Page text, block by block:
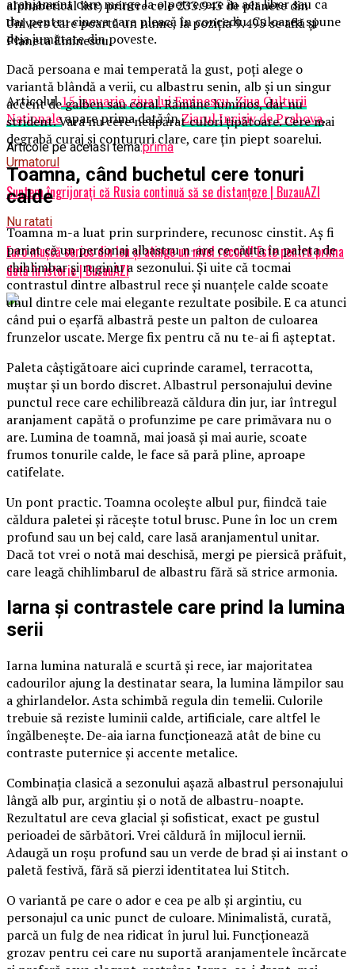
alphabetical list) printre cele 233.943 de planete din
Univers care poartă un nume, la poziția 9.495 se află şi
Planeta Eminescu.
Articolul15 ianuarie, ziua lui Eminescu, Ziua Culturii
Naţionaleapare prima dată înZiarul Incisiv de Prahova.
Articole pe aceiasi tema:prima
Urmatorul
Suntem îngrijoraţi că Rusia continuă să se distanţeze | BuzauAZI
Nu ratati
Euro mușcă serios din leu și atinge un nivel record! Este pentru prima
dată în istorie | BuzauAZI
aranjament care merge la o petrecere în aer liber sau ca
dar pentru cineva care pleacă în concediu. Culoarea spune
deja jumătate din poveste.
Dacă persoana e mai temperată la gust, poți alege o
variantă blândă a verii, cu albastru senin, alb și un singur
accent de galben sau coral. Rămâne luminos, dar nu
strident. Vara nu cere neapărat culori țipătoare. Cere mai
degrabă curaj și contururi clare, care țin piept soarelui.
Toamna, când buchetul cere tonuri
calde
Toamna m-a luat prin surprindere, recunosc cinstit. Aș fi
pariat că un personaj albastru n-are ce căuta în paleta de
chihlimbar și ruginiu a sezonului. Și uite că tocmai
contrastul dintre albastrul rece și nuanțele calde scoate
unul dintre cele mai elegante rezultate posibile. E ca atunci
când pui o eșarfă albastră peste un palton de culoarea
frunzelor uscate. Merge fix pentru că nu te-ai fi așteptat.
Paleta câștigătoare aici cuprinde caramel, terracotta,
muștar și un bordo discret. Albastrul personajului devine
punctul rece care echilibrează căldura din jur, iar întregul
aranjament capătă o profunzime pe care primăvara nu o
are. Lumina de toamnă, mai joasă și mai aurie, scoate
frumos tonurile calde, le face să pară pline, aproape
catifelate.
Un pont practic. Toamna ocolește albul pur, fiindcă taie
căldura paletei și răcește totul brusc. Pune în loc un crem
profund sau un bej cald, care lasă aranjamentul unitar.
Dacă tot vrei o notă mai deschisă, mergi pe piersică prăfuit,
care leagă chihlimbarul de albastru fără să strice armonia.
Iarna și contrastele care prind la lumina
serii
Iarna lumina naturală e scurtă și rece, iar majoritatea
cadourilor ajung la destinatar seara, la lumina lămpilor sau
a ghirlandelor. Asta schimbă regula din temelii. Culorile
trebuie să reziste luminii calde, artificiale, care altfel le
îngălbenește. De-aia iarna funcționează atât de bine cu
contraste puternice și accente metalice.
Combinația clasică a sezonului așază albastrul personajului
lângă alb pur, argintiu și o notă de albastru-noapte.
Rezultatul are ceva glacial și sofisticat, exact pe gustul
perioadei de sărbători. Vrei căldură în mijlocul iernii.
Adaugă un roșu profund sau un verde de brad și ai instant o
paletă festivă, fără să pierzi identitatea lui Stitch.
O variantă pe care o ador e cea pe alb și argintiu, cu
personajul ca unic punct de culoare. Minimalistă, curată,
parcă un fulg de nea ridicat în jurul lui. Funcționează
grozav pentru cei care nu suportă aranjamentele încărcate